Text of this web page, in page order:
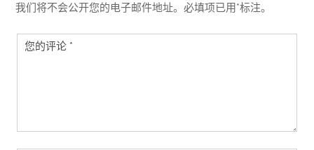
我们将不会公开您的电子邮件地址。必填项已用*标注。